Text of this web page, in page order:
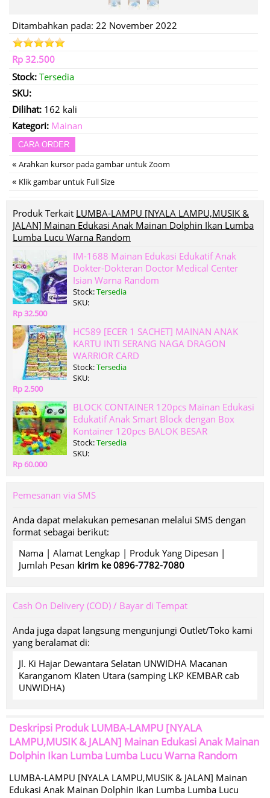
Ditambahkan pada: 22 November 2022
Rp 32.500
Stock: Tersedia
SKU:
Dilihat: 162 kali
Kategori: Mainan
CARA ORDER
« Arahkan kursor pada gambar untuk Zoom
« Klik gambar untuk Full Size
Produk Terkait LUMBA-LAMPU [NYALA LAMPU,MUSIK &
JALAN] Mainan Edukasi Anak Mainan Dolphin Ikan Lumba
Lumba Lucu Warna Random
IM-1688 Mainan Edukasi Edukatif Anak
Dokter-Dokteran Doctor Medical Center
Isian Warna Random
Stock:Tersedia
SKU:
Rp 32.500
HC589 [ECER 1 SACHET] MAINAN ANAK
KARTU INTI SERANG NAGA DRAGON
WARRIOR CARD
Stock:Tersedia
SKU:
Rp 2.500
BLOCK CONTAINER 120pcs Mainan Edukasi
Edukatif Anak Smart Block dengan Box
Kontainer 120pcs BALOK BESAR
Stock:Tersedia
SKU:
Rp 60.000
Pemesanan via SMS
Anda dapat melakukan pemesanan melalui SMS dengan
format sebagai berikut:
Nama | Alamat Lengkap | Produk Yang Dipesan |
Jumlah Pesan kirim ke 0896-7782-7080
Cash On Delivery (COD) / Bayar di Tempat
Anda juga dapat langsung mengunjungi Outlet/Toko kami
yang beralamat di:
Jl. Ki Hajar Dewantara Selatan UNWIDHA Macanan
Karanganom Klaten Utara (samping LKP KEMBAR cab
UNWIDHA)
Deskripsi ProdukLUMBA-LAMPU [NYALA
LAMPU,MUSIK & JALAN] Mainan Edukasi Anak Mainan
Dolphin Ikan Lumba Lumba Lucu Warna Random
LUMBA-LAMPU [NYALA LAMPU,MUSIK & JALAN] Mainan
Edukasi Anak Mainan Dolphin Ikan Lumba Lumba Lucu